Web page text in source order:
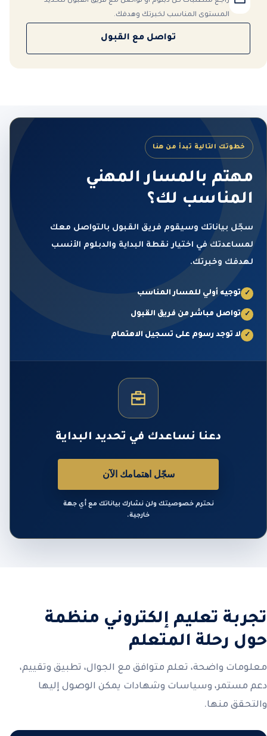
المستوى المناسب لخبرتك وهدفك.
تواصل مع القبول
خطوتك التالية تبدأ من هنا
مهتم بالمسار المهني
المناسب لك؟
سجّل بياناتك وسيقوم فريق القبول بالتواصل معك
لمساعدتك في اختيار نقطة البداية والدبلوم الأنسب
لهدفك وخبرتك.
✓ توجيه أولي للمسار المناسب
✓ تواصل مباشر من فريق القبول
✓ لا توجد رسوم على تسجيل الاهتمام
دعنا نساعدك في تحديد البداية
سجّل اهتمامك الآن
نحترم خصوصيتك ولن نشارك بياناتك مع أي جهة
خارجية.
تجربة تعليم إلكتروني منظمة
حول رحلة المتعلم
معلومات واضحة، تعلم متوافق مع الجوال، تطبيق وتقييم،
دعم مستمر، وسياسات وشهادات يمكن الوصول إليها
والتحقق منها.